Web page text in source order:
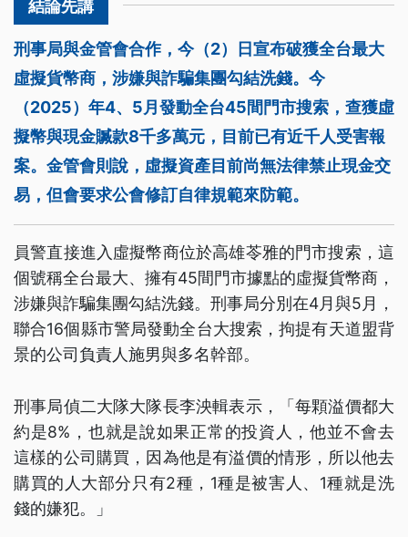
刑事局與金管會合作，今（2）日宣布破獲全台最大
虛擬貨幣商，涉嫌與詐騙集團勾結洗錢。今
（2025）年4、5月發動全台45間門市搜索，查獲虛
擬幣與現金贓款8千多萬元，目前已有近千人受害報
案。金管會則說，虛擬資產目前尚無法律禁止現金交
易，但會要求公會修訂自律規範來防範。
員警直接進入虛擬幣商位於高雄苓雅的門市搜索，這
個號稱全台最大、擁有45間門市據點的虛擬貨幣商，
涉嫌與詐騙集團勾結洗錢。刑事局分別在4月與5月，
聯合16個縣市警局發動全台大搜索，拘提有天道盟背
景的公司負責人施男與多名幹部。
刑事局偵二大隊大隊長李泱輯表示，「每顆溢價都大
約是8%，也就是說如果正常的投資人，他並不會去
這樣的公司購買，因為他是有溢價的情形，所以他去
購買的人大部分只有2種，1種是被害人、1種就是洗
錢的嫌犯。」